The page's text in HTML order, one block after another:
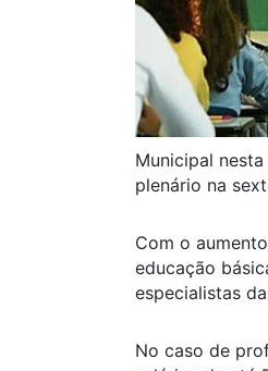
Municipal
plenário na
Com o
educação
especialistas
No caso de